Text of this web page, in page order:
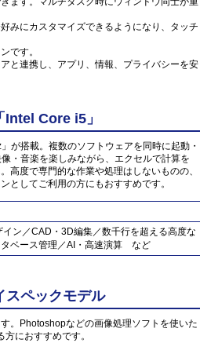
みにカスタマイズできるようになり、タッチ
です。
と連携し、アプリ、情報、プライバシーを安
Core i5」
が搭載。複数のソフトウェアを同時に起動・
・音楽を楽しみながら、エクセルで計算を
高度で専門的な作業や処理はしないものの、
としてご利用の方にもおすすめです。
ン／CAD・3D編集／数千行を超える高度な
ベース管理／AI・高速演算 など
スペックモデル
。Photoshopなどの画像処理ソフトを使いた
におすすめです。